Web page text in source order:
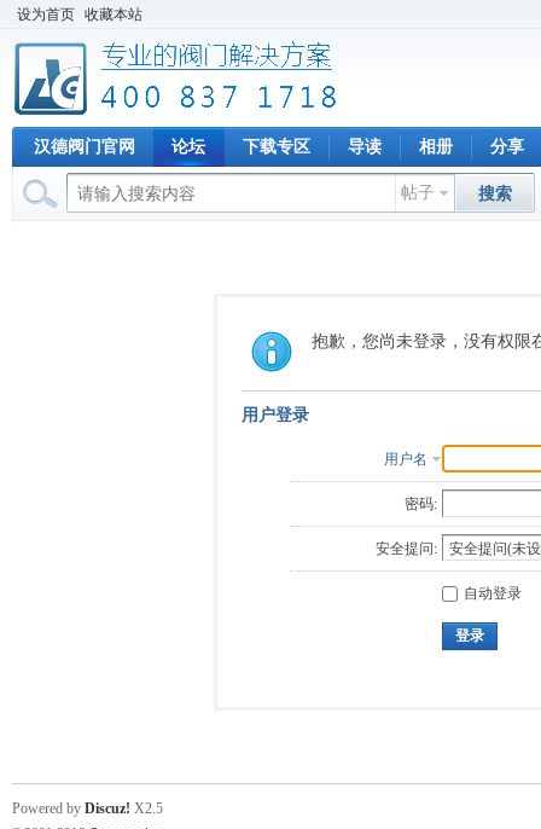
设为首页 收藏本站
汉德阀门官网 论坛 下载专区 导读 相册 分享
帖子 搜索
抱歉，您尚未登录，没有权限
用户登录
用户名
密码:
安全提问:
自动登录
登录
Powered by Discuz! X2.5